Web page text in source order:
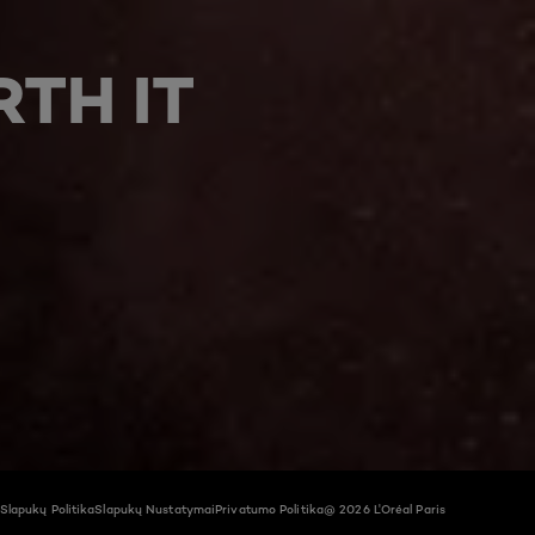
IT
Slapukų PolitikaSlapukų NustatymaiPrivatumo Politika@ 2026 L'Oréal Paris